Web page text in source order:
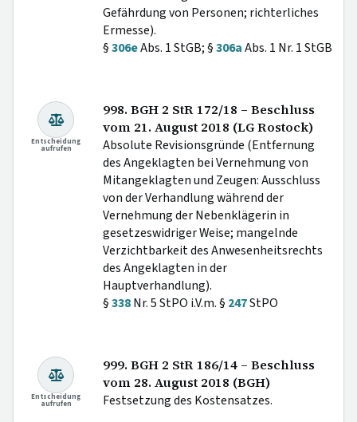
Gefährdung von Personen; richterliches
Ermesse).
§306eAbs. 1 StGB; §306aAbs. 1 Nr. 1 StGB
Entscheidung
aufrufen
998. BGH 2 StR 172/18 – Beschluss
vom 21. August 2018 (LG Rostock)
Absolute Revisionsgründe (Entfernung
des Angeklagten bei Vernehmung von
Mitangeklagten und Zeugen: Ausschluss
von der Verhandlung während der
Vernehmung der Nebenklägerin in
gesetzeswidriger Weise; mangelnde
Verzichtbarkeit des Anwesenheitsrechts
des Angeklagten in der
Hauptverhandlung).
§338Nr. 5 StPO i.V.m. § 247StPO
Entscheidung
aufrufen
999. BGH 2 StR 186/14 – Beschluss
vom 28. August 2018 (BGH)
Festsetzung des Kostensatzes.